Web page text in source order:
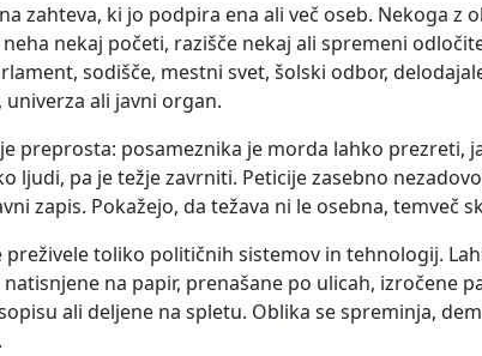
zahteva, ki jo podpira ena ali več oseb. Nekoga z
nekaj početi, razišče nekaj ali spremeni
sodišče, mestni svet, šolski odbor,
univerza ali javni organ.
preprosta: posameznika je morda lahko prezreti,
ljudi, pa je težje zavrniti. Peticije zasebno
zapis. Pokažejo, da težava ni le osebna, temveč
preživele toliko političnih sistemov in tehnologij.
na papir, prenašane po ulicah, izročene
ali deljene na spletu. Oblika se spreminja,